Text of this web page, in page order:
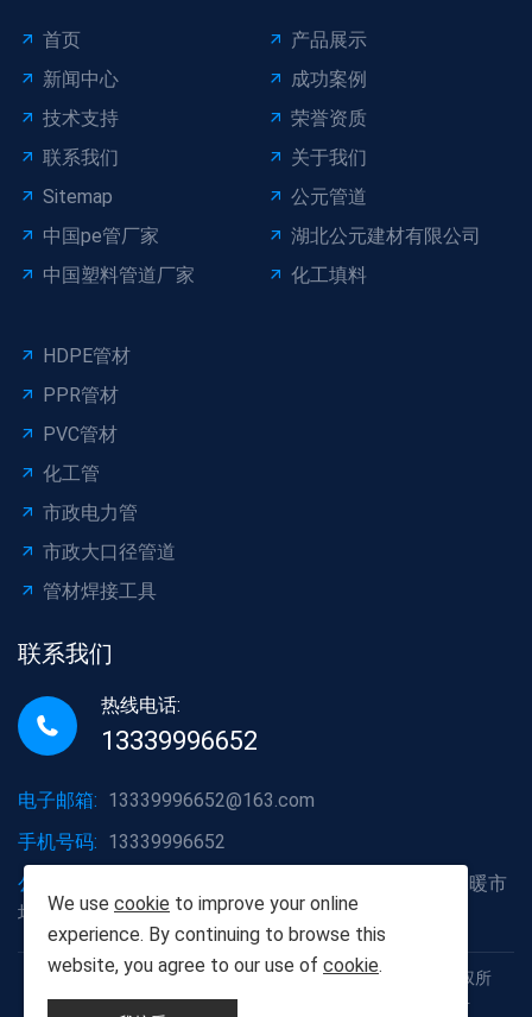
首页
产品展示
新闻中心
成功案例
技术支持
荣誉资质
联系我们
关于我们
Sitemap
公元管道
中国pe管厂家
湖北公元建材有限公司
中国塑料管道厂家
化工填料
HDPE管材
PPR管材
PVC管材
化工管
市政电力管
市政大口径管道
管材焊接工具
联系我们
热线电话:
13339996652
电子邮箱: 13339996652@163.com
手机号码: 13339996652
公司地址:
湖北省武汉市洪山区白沙洲大道烽火五金水暖市
场A2栋6号
Copyright © 2012-2025 武汉胡杨树建材有限责任公司 版权所
有 鄂ICP备19013111号 鄂公网安备42011102005926号
We use cookie to improve your online
experience. By continuing to browse this
website, you agree to our use of cookie.